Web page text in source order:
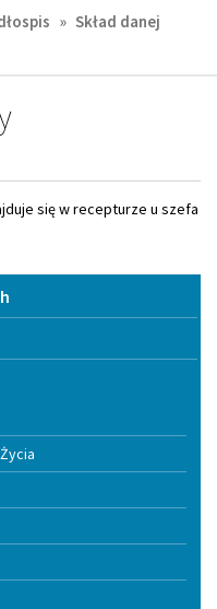
» Skład danej
się w recepturze u szefa